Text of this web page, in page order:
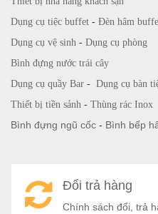
Dụng cụ tiệc buffet - Đèn hâm
Dụng cụ vệ sinh - Dụng cụ phòng
Bình đựng nước trái cây
Dụng cụ quầy Bar - Dụng cụ bàn
Thiết bị tiền sảnh - Thùng rác Inox
Bình đựng ngũ cốc - Bình bếp
Đổi trả hàng
Chính sách đổi, trả